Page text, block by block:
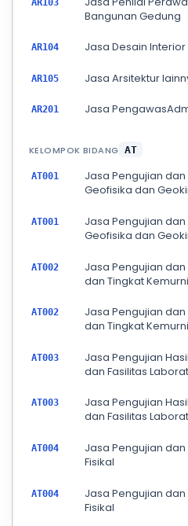
Bangunan Gedung
AR104 Jasa Desain Interior
AR105 Jasa Arsitektur
AR201 Jasa
KELOMPOK BIDANG AT
AT001
Jasa Pengujian
Geofisika dan
AT001
Jasa Pengujian
Geofisika dan
AT002
Jasa Pengujian
dan Tingkat
AT002
Jasa Pengujian
dan Tingkat
AT003
Jasa Pengujian
dan Fasilitas
AT003
Jasa Pengujian
dan Fasilitas
AT004
Jasa Pengujian
Fisikal
AT004
Jasa Pengujian
Fisikal